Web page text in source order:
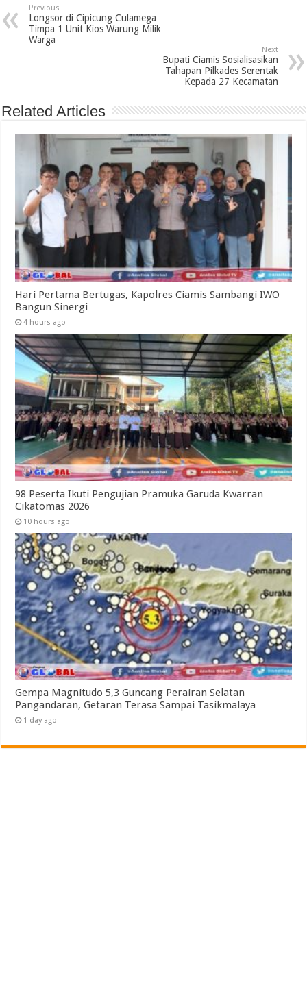
Previous
Longsor di Cipicung Culamega
Timpa 1 Unit Kios Warung Milik
Warga
Next
Bupati Ciamis Sosialisasikan
Tahapan Pilkades Serentak
Kepada 27 Kecamatan
Related Articles
Hari Pertama Bertugas, Kapolres Ciamis Sambangi IWO
Bangun Sinergi
4 hours ago
98 Peserta Ikuti Pengujian Pramuka Garuda Kwarran
Cikatomas 2026
10 hours ago
Gempa Magnitudo 5,3 Guncang Perairan Selatan
Pangandaran, Getaran Terasa Sampai Tasikmalaya
1 day ago